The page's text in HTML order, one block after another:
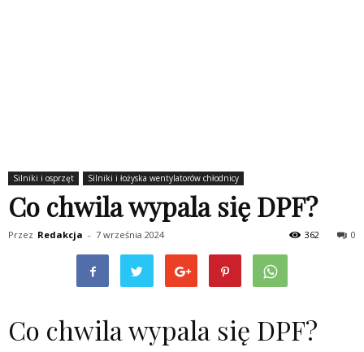
Silniki i osprzęt Silniki i łożyska wentylatorów chłodnicy
Co chwila wypala się DPF?
Przez Redakcja - 7 września 2024 0
362
Co chwila wypala się DPF?